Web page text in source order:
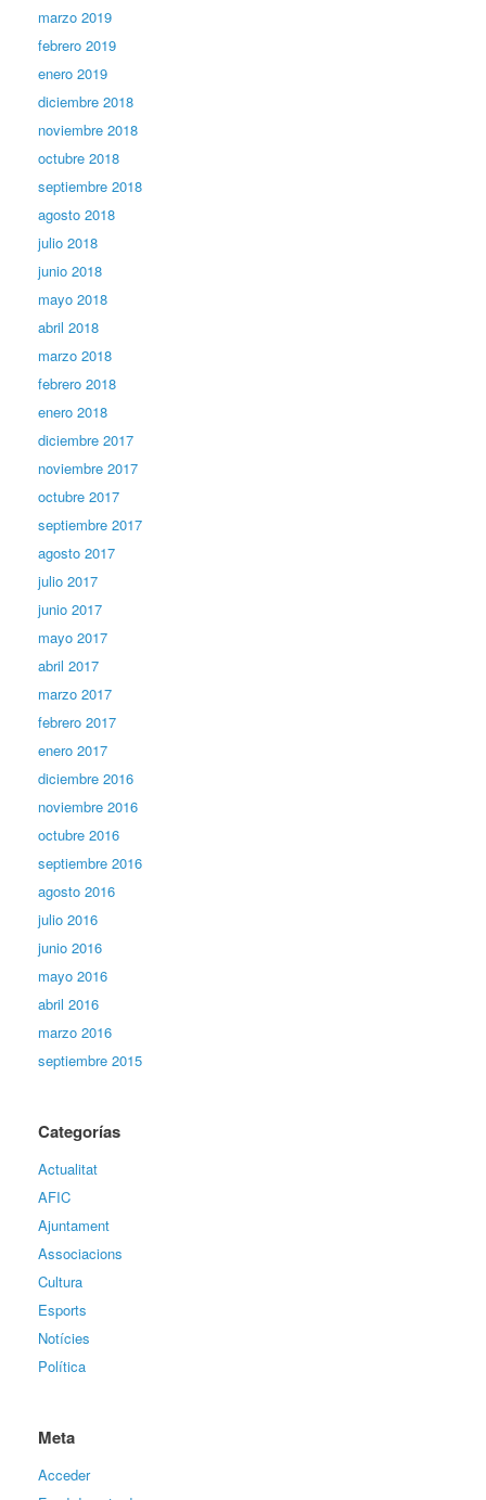
marzo 2019
febrero 2019
enero 2019
diciembre 2018
noviembre 2018
octubre 2018
septiembre 2018
agosto 2018
julio 2018
junio 2018
mayo 2018
abril 2018
marzo 2018
febrero 2018
enero 2018
diciembre 2017
noviembre 2017
octubre 2017
septiembre 2017
agosto 2017
julio 2017
junio 2017
mayo 2017
abril 2017
marzo 2017
febrero 2017
enero 2017
diciembre 2016
noviembre 2016
octubre 2016
septiembre 2016
agosto 2016
julio 2016
junio 2016
mayo 2016
abril 2016
marzo 2016
septiembre 2015
Categorías
Actualitat
AFIC
Ajuntament
Associacions
Cultura
Esports
Notícies
Política
Meta
Acceder